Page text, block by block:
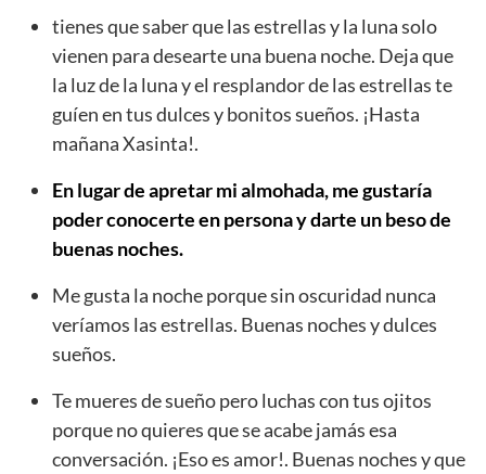
tienes que saber que las estrellas y la luna solo
vienen para desearte una buena noche. Deja que
la luz de la luna y el resplandor de las estrellas te
guíen en tus dulces y bonitos sueños. ¡Hasta
mañana Xasinta!.
En lugar de apretar mi almohada, me gustaría
poder conocerte en persona y darte un beso de
buenas noches.
Me gusta la noche porque sin oscuridad nunca
veríamos las estrellas. Buenas noches y dulces
sueños.
Te mueres de sueño pero luchas con tus ojitos
porque no quieres que se acabe jamás esa
conversación. ¡Eso es amor!. Buenas noches y que